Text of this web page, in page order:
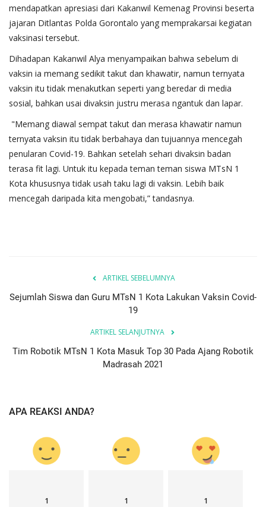
mendapatkan apresiasi dari Kakanwil Kemenag Provinsi beserta
jajaran Ditlantas Polda Gorontalo yang memprakarsai kegiatan
vaksinasi tersebut.
Dihadapan Kakanwil Alya menyampaikan bahwa sebelum di
vaksin ia memang sedikit takut dan khawatir, namun ternyata
vaksin itu tidak menakutkan seperti yang beredar di media
sosial, bahkan usai divaksin justru merasa ngantuk dan lapar.
"Memang diawal sempat takut dan merasa khawatir namun
ternyata vaksin itu tidak berbahaya dan tujuannya mencegah
penularan Covid-19. Bahkan setelah sehari divaksin badan
terasa fit lagi. Untuk itu kepada teman teman siswa MTsN 1
Kota khususnya tidak usah taku lagi di vaksin. Lebih baik
mencegah daripada kita mengobati,” tandasnya.
ARTIKEL SEBELUMNYA
Sejumlah Siswa dan Guru MTsN 1 Kota Lakukan Vaksin Covid-
19
ARTIKEL SELANJUTNYA
Tim Robotik MTsN 1 Kota Masuk Top 30 Pada Ajang Robotik
Madrasah 2021
APA REAKSI ANDA?
1 1 1